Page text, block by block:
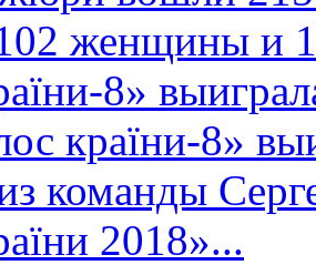
женщины и
8»
країни-8»
команды
2018»...